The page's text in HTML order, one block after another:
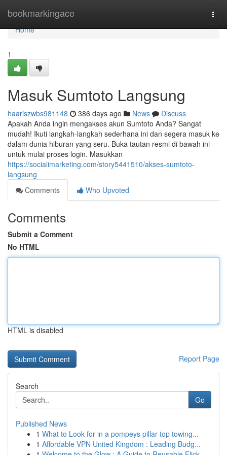
bookmarkingace
Home
Home
1
Masuk Sumtoto Langsung
haariszwbs981148 386 days ago News
Discuss
Apakah Anda ingin mengakses akun Sumtoto Anda? Sangat
mudah! Ikuti langkah-langkah sederhana ini dan segera masuk ke
dalam dunia hiburan yang seru. Buka tautan resmi di bawah ini
untuk mulai proses login. Masukkan
https://socialimarketing.com/story5441510/akses-sumtoto-
langsung
Comments
Who Upvoted
Comments
Submit a Comment
No HTML
HTML is disabled
Report Page
Search
Go
Published News
1 What to Look for in a pompeys pillar top towing...
1 Affordable VPN United Kingdom : Leading Budg...